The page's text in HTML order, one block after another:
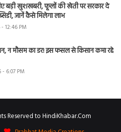
बड़ी खुशखबरी, फूलों की खेती पर सरकार दे
जानें कैसे मिलेगा लाभ
12:46 PM
न मौसम का डर! इस फसल से किसान कमा रहे
- 6:07 PM
Reserved to HindiKhabar.Com